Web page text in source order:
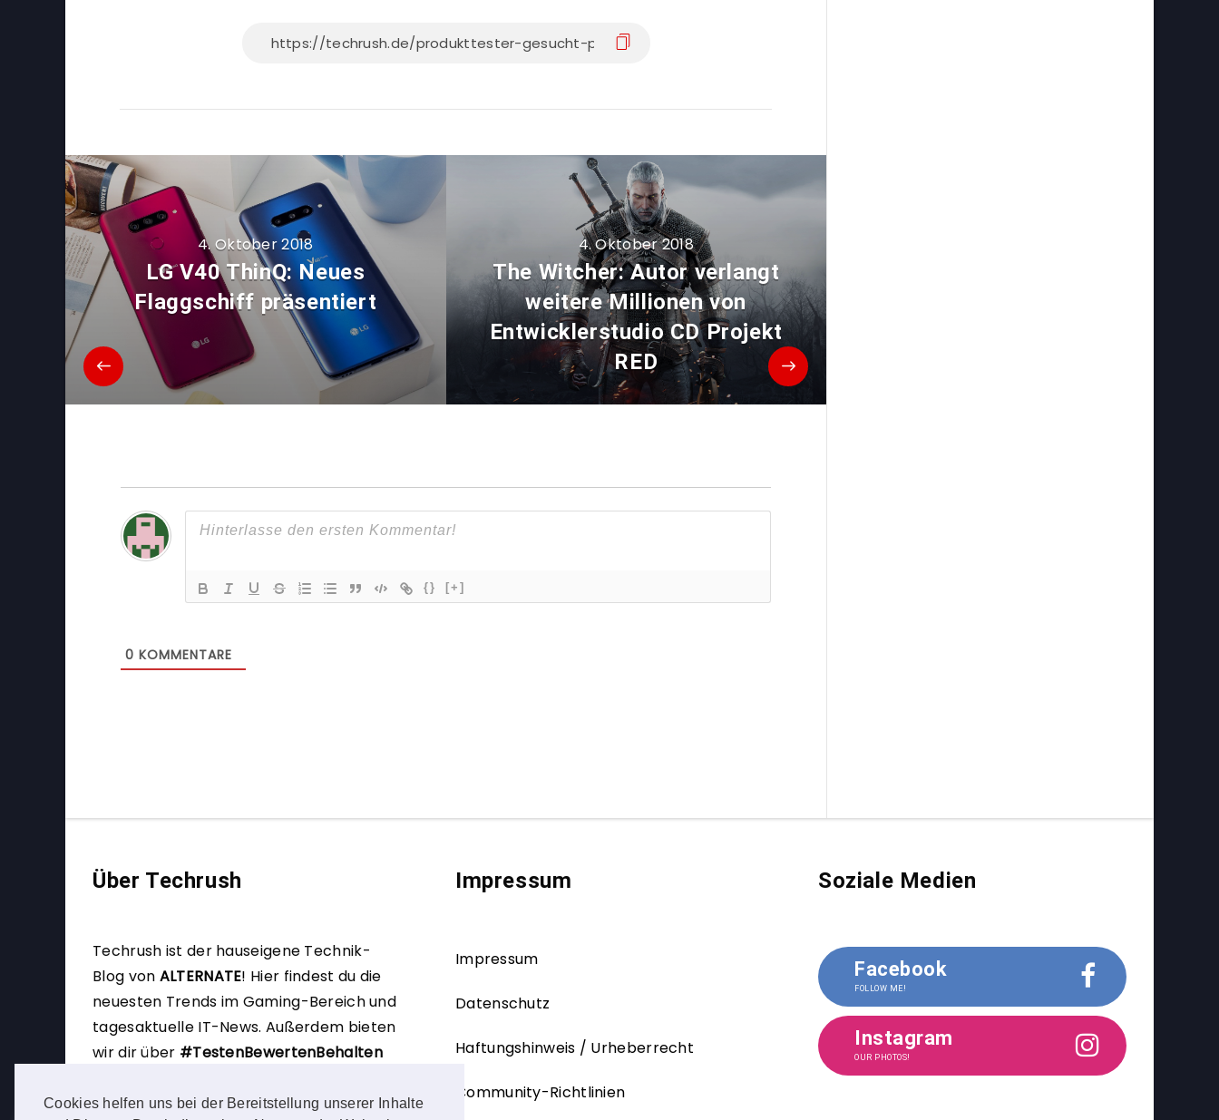
Cookies helfen uns bei der Bereitstellung unserer Inhalte
4. Oktober 2018
LG V40 ThinQ: Neues
Flaggschiff präsentiert
4. Oktober 2018
The Witcher: Autor verlangt
weitere Millionen von
Entwicklerstudio CD Projekt
RED
{} [+]
0 KOMMENTARE
Über Techrush
Techrush ist der hauseigene Technik-
Blog von ALTERNATE! Hier findest du die
neuesten Trends im Gaming-Bereich und
tagesaktuelle IT-News. Außerdem bieten
wir dir über #TestenBewertenBehalten
werden.
Impressum
Impressum
Datenschutz
Haftungshinweis / Urheberrecht
Community-Richtlinien
Soziale Medien
Facebook
FOLLOW ME!
Instagram
OUR PHOTOS!